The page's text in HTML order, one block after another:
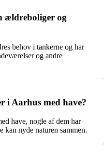
ældreboliger og
behov i tankerne og har
og andre
i Aarhus med have?
have, nogle af dem har
kan nyde naturen sammen.